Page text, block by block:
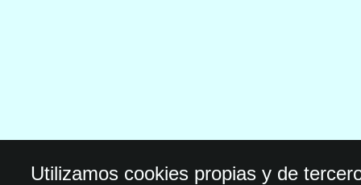
Utilizamos cookies propias y de